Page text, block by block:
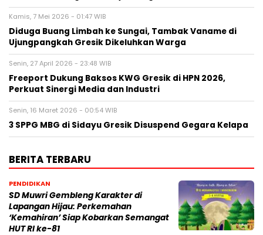
Kamis, 7 Mei 2026 - 01:47 WIB
Diduga Buang Limbah ke Sungai, Tambak Vaname di
Ujungpangkah Gresik Dikeluhkan Warga
Senin, 27 April 2026 - 23:48 WIB
Freeport Dukung Baksos KWG Gresik di HPN 2026,
Perkuat Sinergi Media dan Industri
Senin, 16 Maret 2026 - 00:54 WIB
3 SPPG MBG di Sidayu Gresik Disuspend Gegara Kelapa
BERITA TERBARU
PENDIDIKAN
SD Muwri Gembleng Karakter di
Lapangan Hijau: Perkemahan
‘Kemahiran’ Siap Kobarkan Semangat
HUT RI ke-81